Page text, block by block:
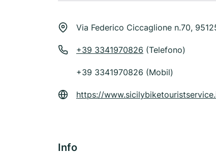
Via Federico Ciccaglione n.70,
+39 3341970826 (Telefono)
+39 3341970826 (Mobil)
https://
Info